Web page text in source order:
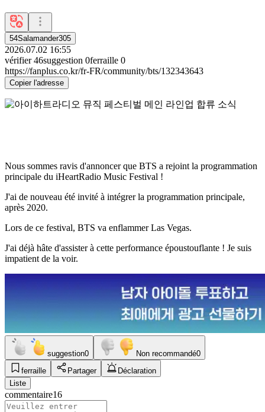
54Salamander305
2026.07.02 16:55
vérifier 46suggestion 0ferraille 0
https://fanplus.co.kr/fr-FR/community/bts/132343643
Copier l'adresse
Nous sommes ravis d'annoncer que BTS a rejoint la programmation
principale du iHeartRadio Music Festival !
J'ai de nouveau été invité à intégrer la programmation principale,
après 2020.
Lors de ce festival, BTS va enflammer Las Vegas.
J'ai déjà hâte d'assister à cette performance époustouflante ! Je suis
impatient de la voir.
suggestion0 Non recommandé0
ferraille
Partager
Déclaration
Liste
commentaire16